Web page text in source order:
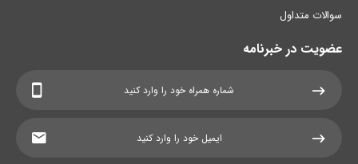
سوالات متداول
عضویت در خبرنامه